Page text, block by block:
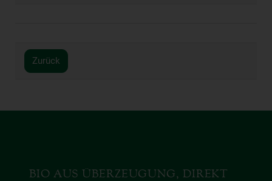
Zurück
BIO AUS ÜBERZEUGUNG, DIREKT